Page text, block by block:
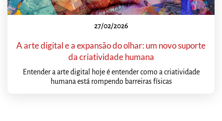
27/02/2026
A arte digital e a expansão do olhar: um novo suporte
da criatividade humana
Entender a arte digital hoje é entender como a criatividade
humana está rompendo barreiras físicas